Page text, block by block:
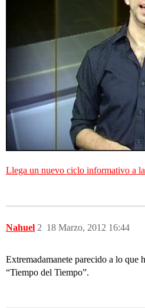
Llega un nuevo ciclo informativo a
Nahuel 18 Marzo, 2012 16:44
2
Extremadamanete parecido a lo que
“Tiempo del Tiempo”.